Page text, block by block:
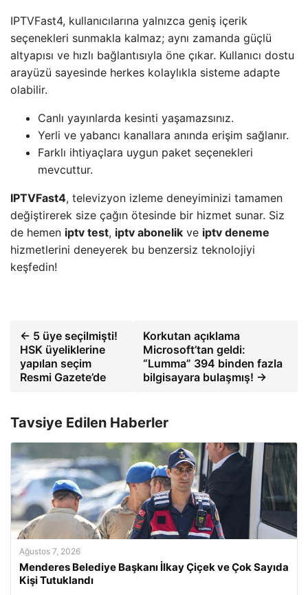
IPTVFast4, kullanıcılarına yalnızca geniş içerik
seçenekleri sunmakla kalmaz; aynı zamanda güçlü
altyapısı ve hızlı bağlantısıyla öne çıkar. Kullanıcı dostu
arayüzü sayesinde herkes kolaylıkla sisteme adapte
olabilir.
Canlı yayınlarda kesinti yaşamazsınız.
Yerli ve yabancı kanallara anında erişim sağlanır.
Farklı ihtiyaçlara uygun paket seçenekleri
mevcuttur.
IPTVFast4, televizyon izleme deneyiminizi tamamen
değiştirerek size çağın ötesinde bir hizmet sunar. Siz
de hemen iptv test, iptv abonelik ve iptv deneme
hizmetlerini deneyerek bu benzersiz teknolojiyi
keşfedin!
← 5 üye seçilmişti!
HSK üyeliklerine
yapılan seçim
Resmi Gazete’de
Korkutan açıklama
Microsoft’tan geldi:
“Lumma” 394 binden fazla
bilgisayara bulaşmış! →
Tavsiye Edilen Haberler
Ağustos 7, 2026
Menderes Belediye Başkanı İlkay Çiçek ve Çok Sayıda
Kişi Tutuklandı